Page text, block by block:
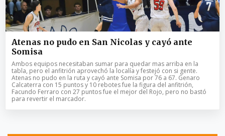
Atenas no pudo en San Nicolas y cayó ante
Somisa
Ambos equipos necesitaban sumar para quedar mas arriba en la
tabla, pero el anfitrión aprovechó la localía y festejó con si gente.
Atenas no pudo en la ruta y cayó ante Somisa por 76 a 67. Genaro
Calcaterra con 15 puntos y 10 rebotes fue la figura del anfitrión,
Facundo Ferraro con 27 puntos fue el mejor del Rojo, pero no bastó
para revertir el marcador.